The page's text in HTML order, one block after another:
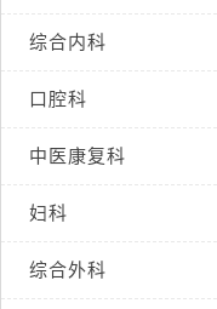
综合内科
口腔科
中医康复科
妇科
综合外科